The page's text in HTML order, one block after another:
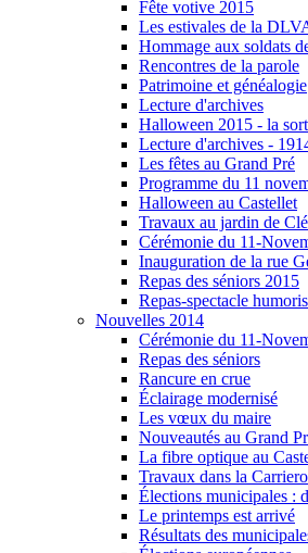
Fête votive 2015
Les estivales de la
Hommage aux soldats
Rencontres de la parole
Patrimoine et généalogie
Lecture d'archives
Halloween 2015 - la
Lecture d'archives -
Les fêtes au Grand Pré
Programme du 11
Halloween au Castellet
Travaux au jardin de
Cérémonie du 11-
Inauguration de la rue
Repas des séniors 2015
Repas-spectacle
Nouvelles 2014
Cérémonie du 11-
Repas des séniors
Rancure en crue
Éclairage modernisé
Les vœux du maire
Nouveautés au Grand
La fibre optique au
Travaux dans la Carriero
Élections municipales :
Le printemps est arrivé
Résultats des